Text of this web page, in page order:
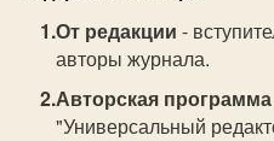
От редакции -
авторы журнала.
Авторская программа
"Универсальный